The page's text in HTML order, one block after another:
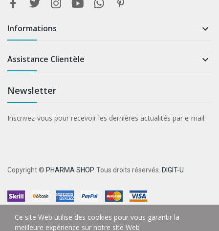
Informations 
Assistance Clientèle 
Newsletter
Inscrivez-vous pour recevoir les dernières actualités par e-mail.
Copyright © PHARMA SHOP. Tous droits réservés. DIGIT-U
Ce site Web utilise des cookies pour vous garantir la
meilleure expérience sur notre site Web